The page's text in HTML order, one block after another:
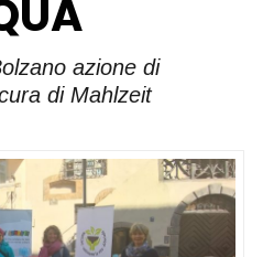
azione di
di Mahlzeit